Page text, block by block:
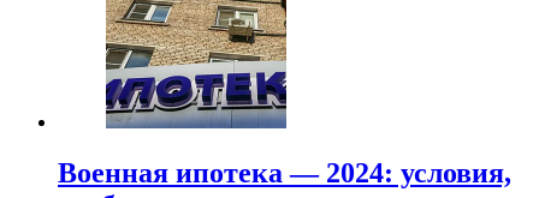
Военная ипотека — 2024: условия,